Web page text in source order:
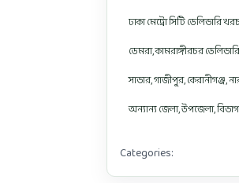
ঢাকা মেট্রো সিটি ডেলিভারি
ডেমরা, কামরাঙ্গীরচর
সাভার, গাজীপুর, কেরানীগঞ্জ,
অন্যান্য জেলা, উপজেলা,
Categories: